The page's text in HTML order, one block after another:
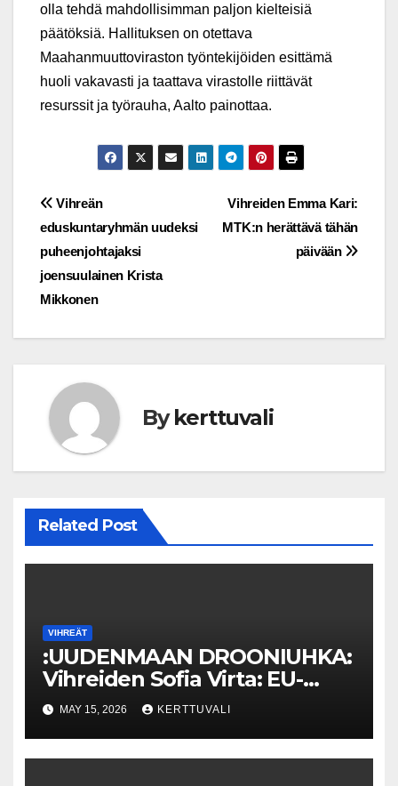
olla tehdä mahdollisimman paljon kielteisiä
päätöksiä. Hallituksen on otettava
Maahanmuuttoviraston työntekijöiden esittämä
huoli vakavasti ja taattava virastolle riittävät
resurssit ja työrauha, Aalto painottaa.
Post
navigation
Vihreiden Emma Kari:
MTK:n herättävä tähän
päivään
Vihreän
eduskuntaryhmän uudeksi
puheenjohtajaksi
joensuulainen Krista
Mikkonen
Bykerttuvali
Related Post
VIHREÄT
:UUDENMAAN DROONIUHKA:
Vihreiden Sofia Virta: EU-
Alertin käyttöönottoa on
aikaistettava ja Venäjä-
sanktioita kiristettävä
MAY 15, 2026 KERTTUVALI